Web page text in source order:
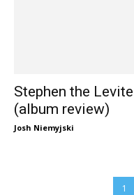
Stephen the
(album review)
Josh Niemyjski
1